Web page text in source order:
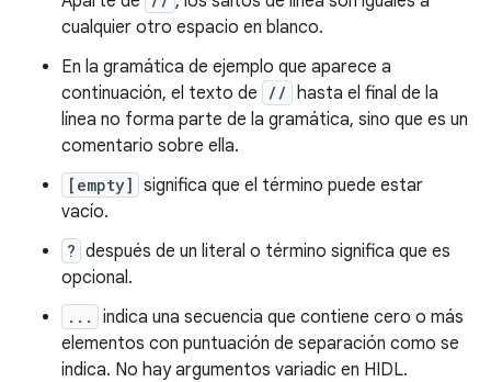
cualquier otro espacio en blanco.
En la gramática de ejemplo que aparece a
continuación, el texto de
// hasta el final de la
línea no forma parte de la gramática, sino que es un
comentario sobre ella.
[empty] significa que el término puede estar
vacío.
? después de un literal o término significa que es
opcional.
...
indica una secuencia que contiene cero o más
elementos con puntuación de separación como se
indica. No hay argumentos variadic en HIDL.